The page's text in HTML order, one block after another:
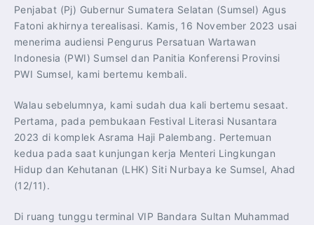
Penjabat (Pj) Gubernur Sumatera Selatan (Sumsel) Agus
Fatoni akhirnya terealisasi. Kamis, 16 November 2023 usai
menerima audiensi Pengurus Persatuan Wartawan
Indonesia (PWI) Sumsel dan Panitia Konferensi Provinsi
PWI Sumsel, kami bertemu kembali.
Walau sebelumnya, kami sudah dua kali bertemu sesaat.
Pertama, pada pembukaan Festival Literasi Nusantara
2023 di komplek Asrama Haji Palembang. Pertemuan
kedua pada saat kunjungan kerja Menteri Lingkungan
Hidup dan Kehutanan (LHK) Siti Nurbaya ke Sumsel, Ahad
(12/11).
Di ruang tunggu terminal VIP Bandara Sultan Muhammad